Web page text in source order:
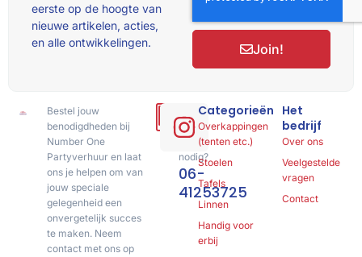
Bestel jouw
benodigdheden bij
Number One
Partyverhuur en laat
ons je helpen om van
jouw speciale
gelegenheid een
onvergetelijk succes
te maken. Neem
contact met ons op
Hulp
of
advies
nodig?
06-
41253725
Categorieën
Overkappingen
(tenten etc.)
Stoelen
Tafels
Linnen
Handig voor
erbij
Het
bedrijf
Over ons
Veelgestelde
vragen
Contact
eerste op de hoogte van
nieuwe artikelen, acties,
en alle ontwikkelingen.
Join!